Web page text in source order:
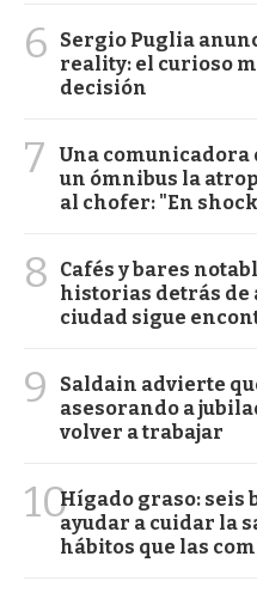
6
Sergio Puglia
reality: el curioso
decisión
7
Una comunicadora
un ómnibus la
al chofer: "En
8
Cafés y bares
historias detrás de
ciudad sigue
9
Saldain advierte
asesorando a
volver a trabajar
10Hígado graso: seis
ayudar a cuidar la
hábitos que las